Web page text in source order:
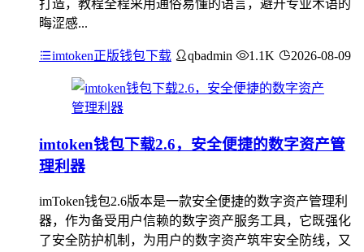
打造，教程全程采用通俗易懂的语言，避开专业术语的
晦涩感...
imtoken正版钱包下载 qbadmin 1.1K 2026-08-09
imtoken钱包下载2.6，安全便捷的数字资产管
理利器
imToken钱包2.6版本是一款安全便捷的数字资产管理利
器，作为备受用户信赖的数字资产服务工具，它既强化
了安全防护机制，为用户的数字资产筑牢安全防线，又